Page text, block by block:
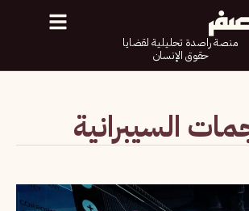
منصة راصدة تحليلية لقضايا
حقوق الإنسان
السيبرانية